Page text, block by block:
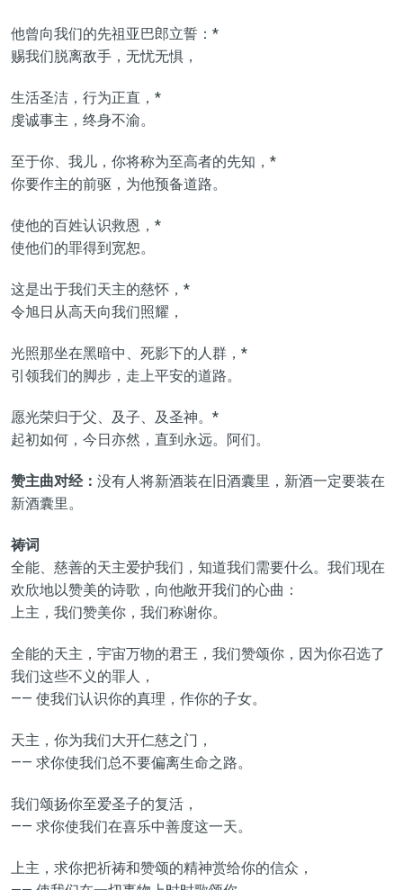
他曾向我们的先祖亚巴郎立誓：*
赐我们脱离敌手，无忧无惧，
生活圣洁，行为正直，*
虔诚事主，终身不渝。
至于你、我儿，你将称为至高者的先知，*
你要作主的前驱，为他预备道路。
使他的百姓认识救恩，*
使他们的罪得到宽恕。
这是出于我们天主的慈怀，*
令旭日从高天向我们照耀，
光照那坐在黑暗中、死影下的人群，*
引领我们的脚步，走上平安的道路。
愿光荣归于父、及子、及圣神。*
起初如何，今日亦然，直到永远。阿们。
赞主曲对经： 没有人将新酒装在旧酒囊里，新酒一定要装在
新酒囊里。
祷词
全能、慈善的天主爱护我们，知道我们需要什么。我们现在
欢欣地以赞美的诗歌，向他敞开我们的心曲：
上主，我们赞美你，我们称谢你。
全能的天主，宇宙万物的君王，我们赞颂你，因为你召选了
我们这些不义的罪人，
—— 使我们认识你的真理，作你的子女。
天主，你为我们大开仁慈之门，
—— 求你使我们总不要偏离生命之路。
我们颂扬你至爱圣子的复活，
—— 求你使我们在喜乐中善度这一天。
上主，求你把祈祷和赞颂的精神赏给你的信众，